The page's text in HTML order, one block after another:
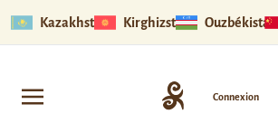
Kazakhstan Kirghizstan Ouzbékistan
Connexion